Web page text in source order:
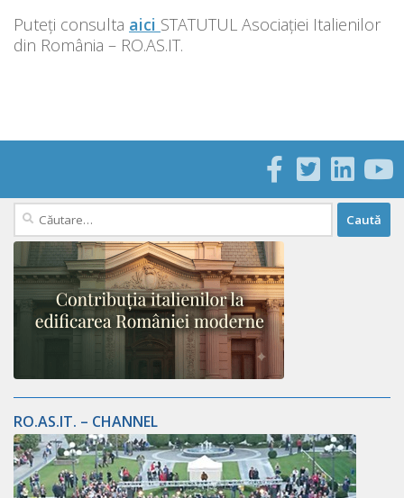
Puteți consulta aici STATUTUL Asociației Italienilor
din România – RO.AS.IT.
Caută
RO.AS.IT. – CHANNEL